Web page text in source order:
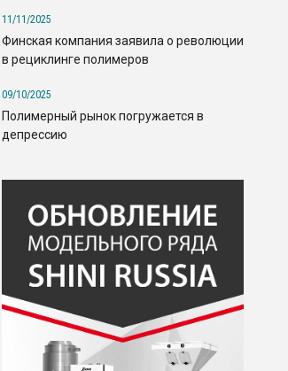
11/11/2025
Финская компания заявила о революции
в рециклинге полимеров
09/10/2025
Полимерный рынок погружается в
депрессию